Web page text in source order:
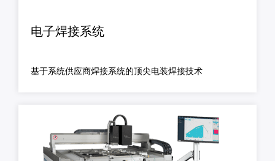
电子焊接系统
基于系统供应商焊接系统的顶尖电装焊接技术